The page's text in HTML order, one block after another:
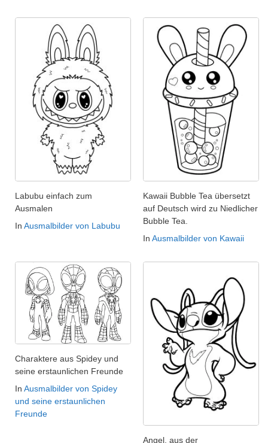
Labubu einfach zum
Ausmalen
In Ausmalbilder von Labubu
Kawaii Bubble Tea übersetzt
auf Deutsch wird zu Niedlicher
Bubble Tea.
In Ausmalbilder von Kawaii
Charaktere aus Spidey und
seine erstaunlichen Freunde
In Ausmalbilder von Spidey
und seine erstaunlichen
Freunde
Angel, aus der